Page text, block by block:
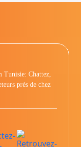
Tunisie: Chattez,
prés de chez